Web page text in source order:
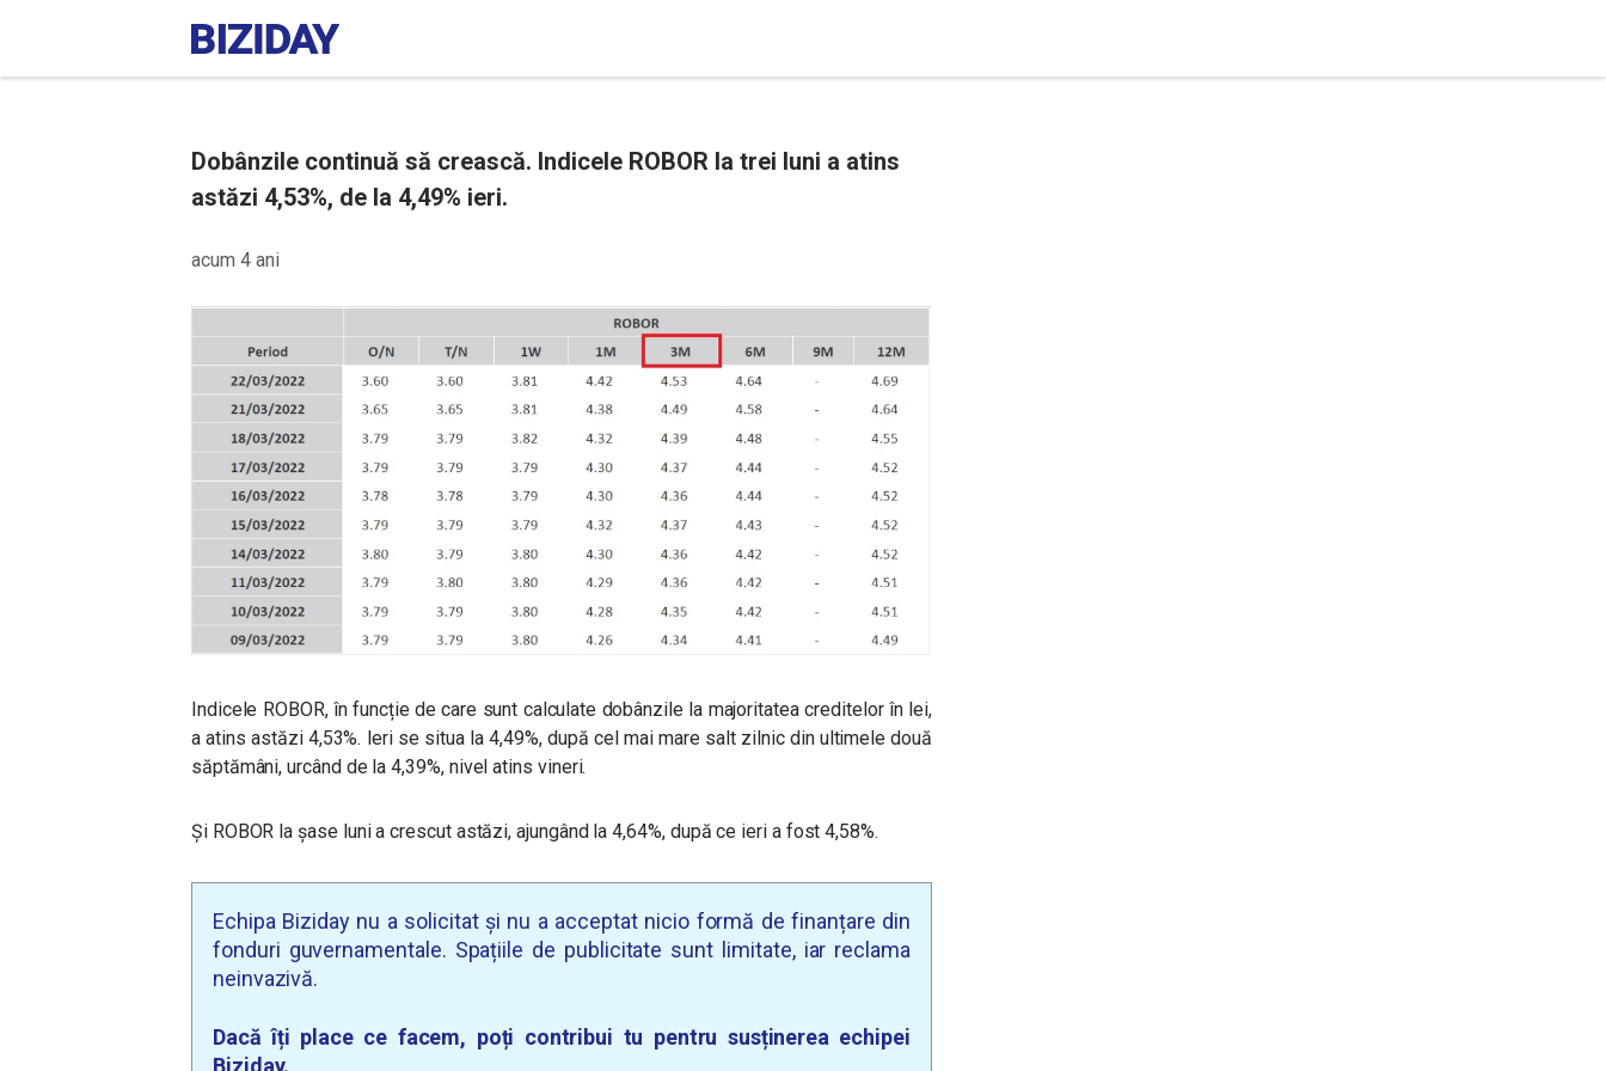
Dobânzile continuă să crească. Indicele ROBOR la trei luni a atins
astăzi 4,53%, de la 4,49% ieri.
acum 4 ani
Indicele ROBOR, în funcție de care sunt calculate dobânzile la majoritatea creditelor în lei,
a atins astăzi 4,53%. Ieri se situa la 4,49%, după cel mai mare salt zilnic din ultimele două
săptămâni, urcând de la 4,39%, nivel atins vineri.
Și ROBOR la șase luni a crescut astăzi, ajungând la 4,64%, după ce ieri a fost 4,58%.
Echipa Biziday nu a solicitat și nu a acceptat nicio formă de finanțare din
fonduri guvernamentale. Spațiile de publicitate sunt limitate, iar reclama
neinvazivă.
Dacă îți place ce facem, poți contribui tu pentru susținerea echipei
Biziday.